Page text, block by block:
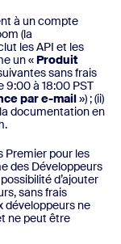
à un compte
(la
les API et les
un « Produit
sans frais
9:00 à 18:00 PST
par e-mail») ; (ii)
documentation en
Premier pour les
des Développeurs
d’ajouter
sans frais
développeurs ne
ne peut être